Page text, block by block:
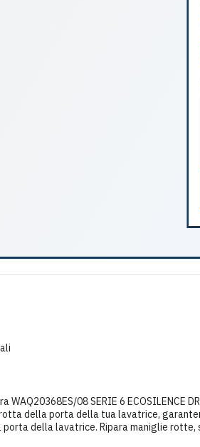
08 SERIE 6 ECOSILENCE
della porta della tua lavatrice,
della lavatrice. Ripara maniglie